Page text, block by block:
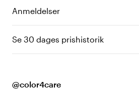
Anmeldelser
Se 30 dages prishistorik
@color4care